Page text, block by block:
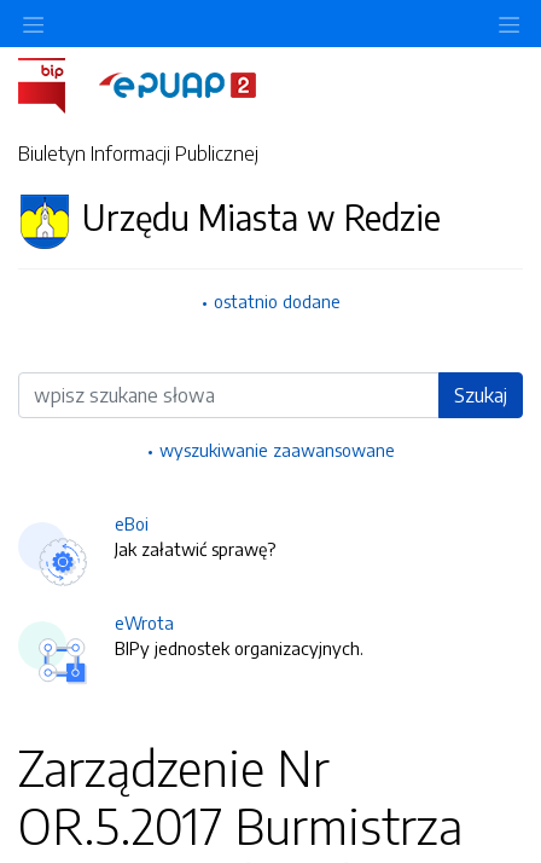
Biuletyn Informacji Publicznej
Urzędu Miasta w Redzie
ostatnio dodane
Wyszukiwarka Szukaj
wyszukiwanie zaawansowane
eBoi
Jak załatwić sprawę?
eWrota
BIPy jednostek organizacyjnych.
Zarządzenie Nr
OR.5.2017 Burmistrza